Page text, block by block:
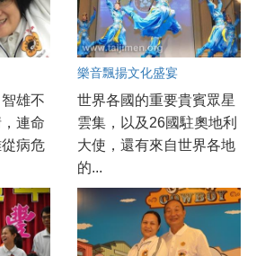
雄不
連命
病危
樂音飄揚文化盛宴
世界各國的重要貴賓眾星
雲集，以及26國駐奧地利
大使，還有來自世界各地
的...